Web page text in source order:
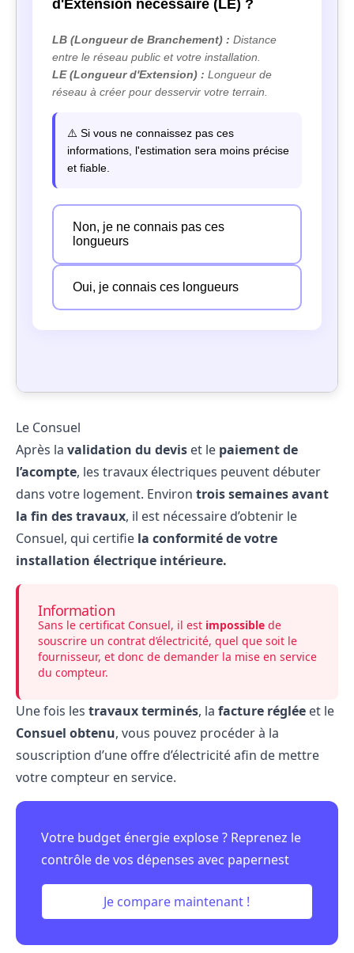
Le Consuel
Après la validation du devis et le paiement de
l’acompte, les travaux électriques peuvent débuter
dans votre logement. Environ trois semaines avant
la fin des travaux, il est nécessaire d’obtenir le
Consuel, qui certifie la conformité de votre
installation électrique intérieure.
Information
Sans le certificat Consuel, il est impossible de
souscrire un contrat d’électricité, quel que soit le
fournisseur, et donc de demander la mise en service
du compteur.
Une fois les travaux terminés, la facture réglée et le
Consuel obtenu, vous pouvez procéder à la
souscription d’une offre d’électricité afin de mettre
votre compteur en service.
Votre budget énergie explose ? Reprenez le
contrôle de vos dépenses avec papernest
Je compare maintenant !